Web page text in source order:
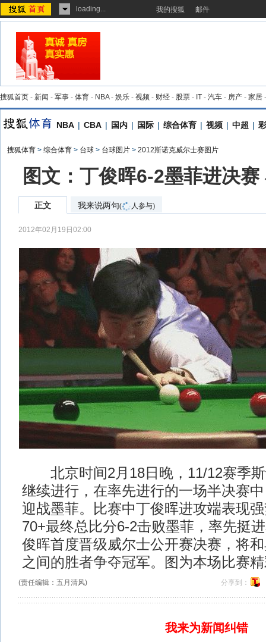
loading... 我的搜狐 邮件
搜狐首页 - 新闻 - 军事 - 体育 - NBA- 娱乐 - 视频 - 财经 - 股票 - IT - 汽车 - 房产 - 家居
NBA | CBA | 国内 | 国际 | 综合体育 | 视频 | 中超 |
搜狐体育 > 综合体育 > 台球 > 台球图片 > 2012斯诺克威尔士赛图片
图文：丁俊晖6-2墨菲进决
正文 我来说两句( 人参与)
2012年02月19日02:00
北京时间2月18日晚，11/12赛季斯
继续进行，在率先进行的一场半决赛
迎战墨菲。比赛中丁俊晖进攻端表现
70+最终总比分6-2击败墨菲，率先挺
俊晖首度晋级威尔士公开赛决赛，将
之间的胜者争夺冠军。图为本场比赛
(责任编辑：五月清风) 分享到：
我来为新闻纠错